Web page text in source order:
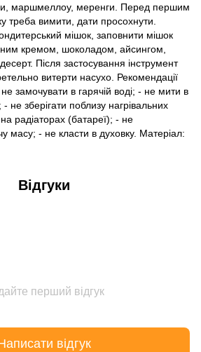
маршмеллоу, меренги. Перед першим
треба вимити, дати просохнути.
мішок, заповнити мішок
кремом, шоколадом, айсингом,
Після застосування інструмент
витерти насухо. Рекомендації
замочувати в гарячій воді; - не мити в
не зберігати поблизу нагрівальних
радіаторах (батареї); - не
масу; - не класти в духовку. Матеріал:
Відгуки
перший відгук
відгук